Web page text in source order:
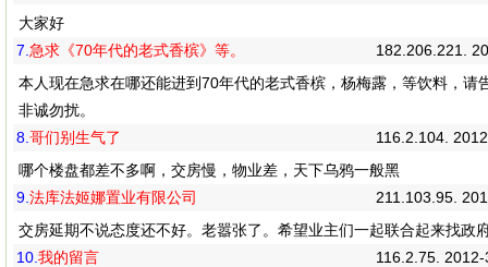
大家好
7. 急求《70年代的老式香槟》等。
182.206.221.
本人现在急求在哪还能进到70年代的老式香槟，杨梅露，等饮料，
非诚勿扰。
8. 哥们别生气了
116.2.104.
哪个楼盘都差不多啊，交房慢，物业差，天下乌鸦一般黑
9. 法库法姬娜置业有限公司
211.103.95.
交房延期不说态度还不好。老嚣张了。希望业主们一起联合起来找政
10. 我的留言
116.2.75.